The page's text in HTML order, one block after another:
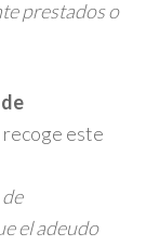
prestados o
recoge este
el adeudo